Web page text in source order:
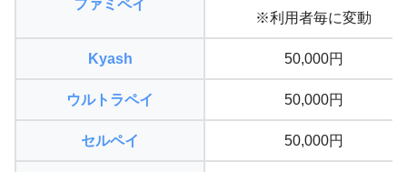
ファミペイ
※利用者毎に変動
Kyash 50,000円
ウルトラペイ 50,000円
セルペイ 50,000円